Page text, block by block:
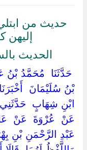
حديث من
إليهن
الحديث
‏حَدَّثَنَا ‏ ‏مُحَمَّدُ بْنُ
بْنُ سُلَيْمَانَ
‏ابْنِ شِهَابٍ
‏عَنْ ‏ ‏عُرْوَةَ ‏ ‏عَنْ
عَبْدِ الرَّحْمَنِ بْنِ